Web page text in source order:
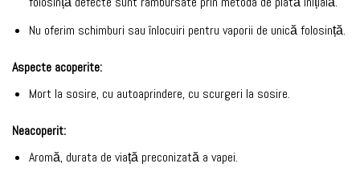
Nu oferim schimburi sau înlocuiri pentru vaporii de unică folosință.
Aspecte acoperite:
Mort la sosire, cu autoaprindere, cu scurgeri la sosire.
Neacoperit:
Aromă, durata de viață preconizată a vapei.